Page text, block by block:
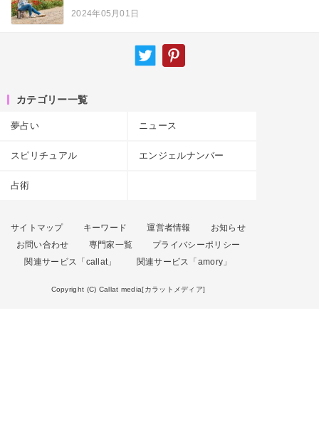
2024年05月01日
カテゴリー一覧
夢占い ニュース
スピリチュアル エンジェルナンバー
占術
サイトマップ キーワード 運営者情報
お知らせ
お問い合わせ
専門家一覧
プライバシーポリシー
関連サービス「callat」
関連サービス「amory」
Copyright (C) Callat media[カラットメディア]